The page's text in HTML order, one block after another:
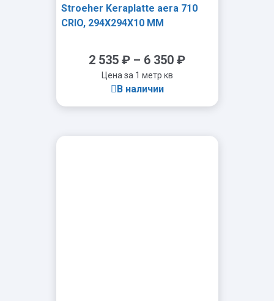
Stroeher Keraplatte aera 710
CRIO, 294X294X10 ММ
2 535 ₽ – 6 350 ₽
Цена за 1 метр кв
В наличии